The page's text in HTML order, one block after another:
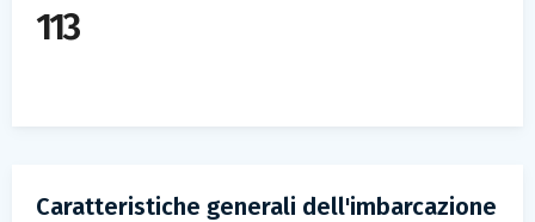
113
Caratteristiche generali dell'imbarcazione